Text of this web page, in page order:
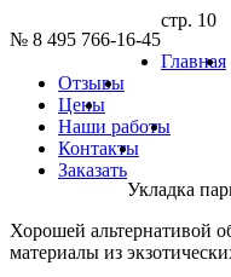
№ 8 495 766-16-45
стр. 10
Главная
Отзывы
Цены
Наши работы
Контакты
Заказать
Укладка
Хорошей альтернативой
материалы из